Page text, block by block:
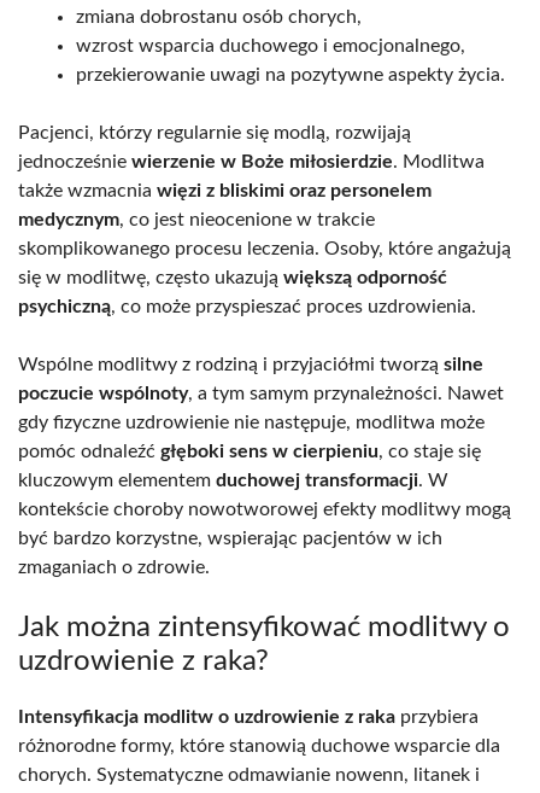
zmiana dobrostanu osób chorych,
wzrost wsparcia duchowego i emocjonalnego,
przekierowanie uwagi na pozytywne aspekty życia.
Pacjenci, którzy regularnie się modlą, rozwijają
jednocześnie wierzenie w Boże miłosierdzie. Modlitwa
także wzmacnia więzi z bliskimi oraz personelem
medycznym, co jest nieocenione w trakcie
skomplikowanego procesu leczenia. Osoby, które angażują
się w modlitwę, często ukazują większą odporność
psychiczną, co może przyspieszać proces uzdrowienia.
Wspólne modlitwy z rodziną i przyjaciółmi tworzą silne
poczucie wspólnoty, a tym samym przynależności. Nawet
gdy fizyczne uzdrowienie nie następuje, modlitwa może
pomóc odnaleźć głęboki sens w cierpieniu, co staje się
kluczowym elementem duchowej transformacji. W
kontekście choroby nowotworowej efekty modlitwy mogą
być bardzo korzystne, wspierając pacjentów w ich
zmaganiach o zdrowie.
Jak można zintensyfikować modlitwy o
uzdrowienie z raka?
Intensyfikacja modlitw o uzdrowienie z raka przybiera
różnorodne formy, które stanowią duchowe wsparcie dla
chorych. Systematyczne odmawianie nowenn, litanek i